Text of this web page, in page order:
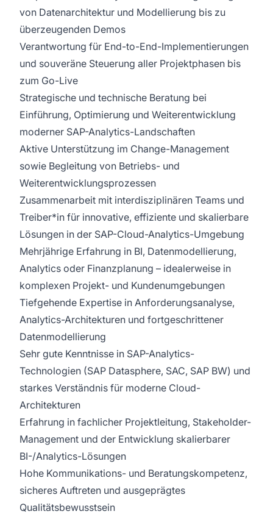
von Datenarchitektur und Modellierung bis zu
überzeugenden Demos
Verantwortung für End-to-End-Implementierungen
und souveräne Steuerung aller Projektphasen bis
zum Go-Live
Strategische und technische Beratung bei
Einführung, Optimierung und Weiterentwicklung
moderner SAP-Analytics-Landschaften
Aktive Unterstützung im Change-Management
sowie Begleitung von Betriebs- und
Weiterentwicklungsprozessen
Zusammenarbeit mit interdisziplinären Teams und
Treiber*in für innovative, effiziente und skalierbare
Lösungen in der SAP-Cloud-Analytics-Umgebung
Mehrjährige Erfahrung in BI, Datenmodellierung,
Analytics oder Finanzplanung – idealerweise in
komplexen Projekt- und Kundenumgebungen
Tiefgehende Expertise in Anforderungsanalyse,
Analytics-Architekturen und fortgeschrittener
Datenmodellierung
Sehr gute Kenntnisse in SAP-Analytics-
Technologien (SAP Datasphere, SAC, SAP BW) und
starkes Verständnis für moderne Cloud-
Architekturen
Erfahrung in fachlicher Projektleitung, Stakeholder-
Management und der Entwicklung skalierbarer
BI-/Analytics-Lösungen
Hohe Kommunikations- und Beratungskompetenz,
sicheres Auftreten und ausgeprägtes
Qualitätsbewusstsein